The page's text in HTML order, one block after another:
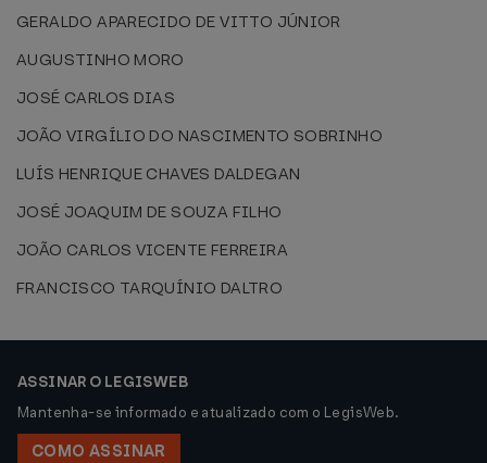
GERALDO APARECIDO DE VITTO JÚNIOR
AUGUSTINHO MORO
JOSÉ CARLOS DIAS
JOÃO VIRGÍLIO DO NASCIMENTO SOBRINHO
LUÍS HENRIQUE CHAVES DALDEGAN
JOSÉ JOAQUIM DE SOUZA FILHO
JOÃO CARLOS VICENTE FERREIRA
FRANCISCO TARQUÍNIO DALTRO
ASSINAR O LEGISWEB
Mantenha-se informado e atualizado com o LegisWeb.
COMO ASSINAR